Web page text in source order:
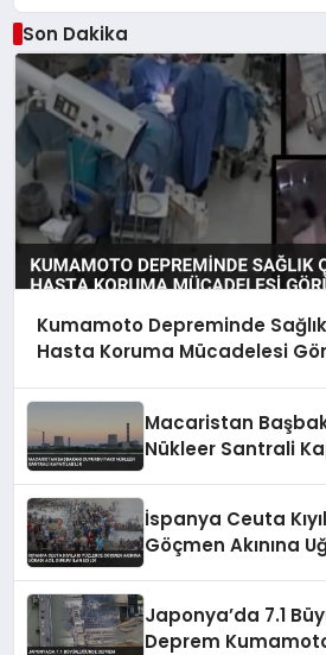
Son Dakika
Kumamoto Depreminde Sağlık
Hasta Koruma Mücadelesi
Macaristan
Nükleer Santrali
İspanya Ceuta
Göçmen Akınına
Japonya’da 7.1
Deprem